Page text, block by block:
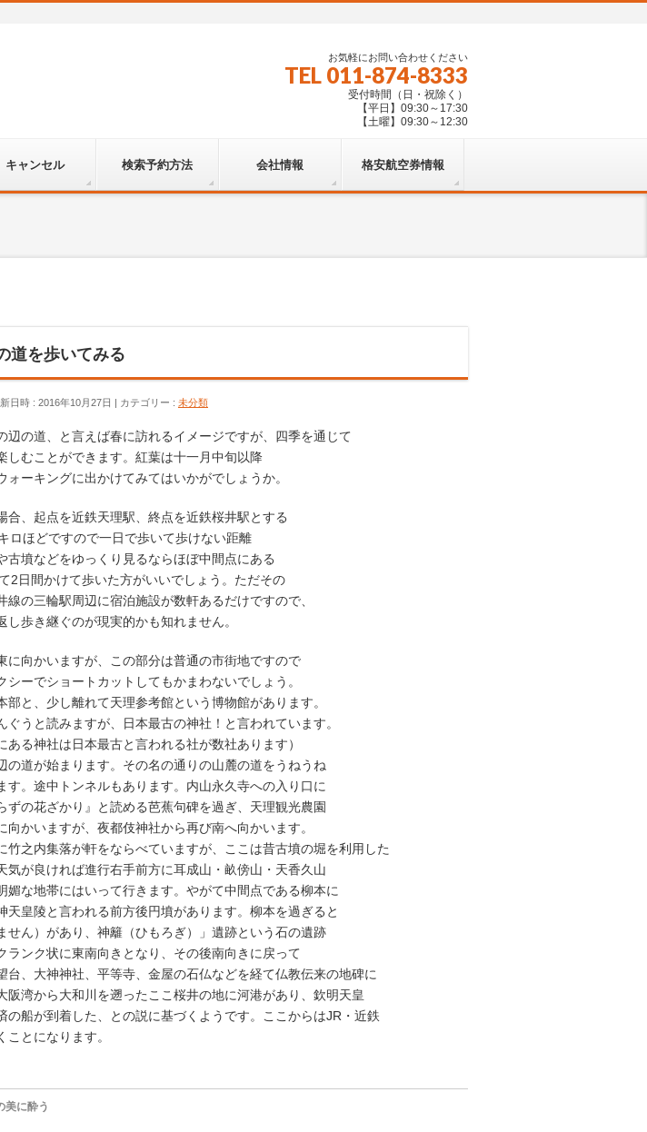
お気軽にお問い合わせください
TEL 011-874-8333
受付時間（日・祝除く）
【平日】09:30～17:30
【土曜】09:30～12:30
キャンセル 検索予約方法 会社情報 格安航空券情報
道を歩いてみる
日時 : 2016年10月27日 カテゴリー : 未分類
辺の道、と言えば春に訪れるイメージですが、四季を通じて
しむことができます。紅葉は十一月中旬以降
ォーキングに出かけてみてはいかがでしょうか。
合、起点を近鉄天理駅、終点を近鉄桜井駅とする
ロほどですので一日で歩いて歩けない距離
古墳などをゆっくり見るならほぼ中間点にある
2日間かけて歩いた方がいいでしょう。ただその
線の三輪駅周辺に宿泊施設が数軒あるだけですので、
歩き継ぐのが現実的かも知れません。
に向かいますが、この部分は普通の市街地ですので
ーでショートカットしてもかまわないでしょう。
部と、少し離れて天理参考館という博物館があります。
ぐうと読みますが、日本最古の神社！と言われています。
ある神社は日本最古と言われる社が数社あります）
の道が始まります。その名の通りの山麓の道をうねうね
す。途中トンネルもあります。内山永久寺への入り口に
ずの花ざかり』と読める芭蕉句碑を過ぎ、天理観光農園
向かいますが、夜都伎神社から再び南へ向かいます。
竹之内集落が軒をならべていますが、ここは昔古墳の堀を利用した
気が良ければ進行右手前方に耳成山・畝傍山・天香久山
媚な地帯にはいって行きます。やがて中間点である柳本に
天皇陵と言われる前方後円墳があります。柳本を過ぎると
せん）があり、神籬（ひもろぎ）」遺跡という石の遺跡
ランク状に東南向きとなり、その後南向きに戻って
台、大神神社、平等寺、金屋の石仏などを経て仏教伝来の地碑に
阪湾から大和川を遡ったここ桜井の地に河港があり、欽明天皇
の船が到着した、との説に基づくようです。ここからはJR・近鉄
とになります。
に酔う